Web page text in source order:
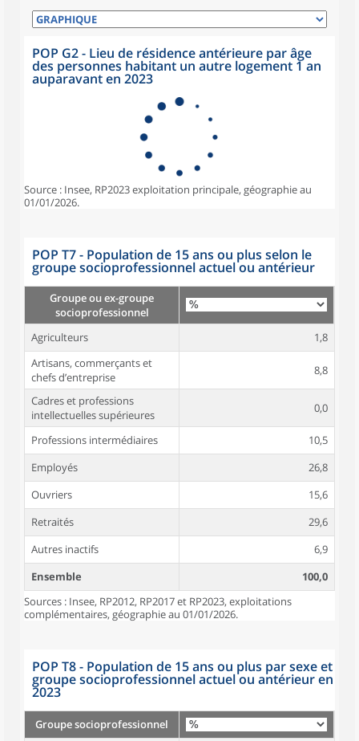
POP G2 - Lieu de résidence antérieure par âge
des personnes habitant un autre logement 1 an
auparavant en 2023
Source : Insee, RP2023 exploitation principale, géographie au
01/01/2026.
POP T7 - Population de 15 ans ou plus selon le
groupe socioprofessionnel actuel ou antérieur
Groupe ou ex-groupe
socioprofessionnel
Agriculteurs
1,8
Artisans, commerçants et
chefs d’entreprise
8,8
Cadres et professions
intellectuelles supérieures
0,0
Professions intermédiaires
10,5
Employés
26,8
Ouvriers
15,6
Retraités
29,6
Autres inactifs
6,9
Ensemble
100,0
Sources : Insee, RP2012, RP2017 et RP2023, exploitations
complémentaires, géographie au 01/01/2026.
POP T8 - Population de 15 ans ou plus par sexe et
groupe socioprofessionnel actuel ou antérieur en
2023
Groupe socioprofessionnel